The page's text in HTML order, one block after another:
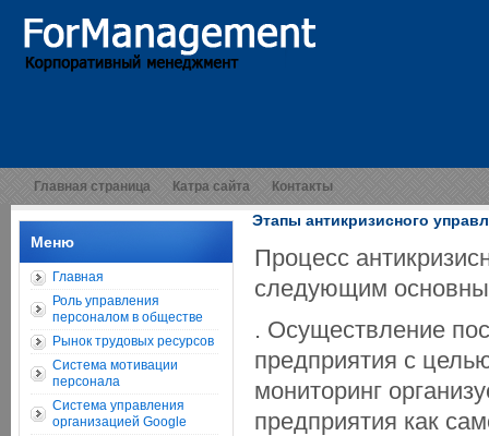
Главная страница Катра сайта Контакты
Меню
Главная
Роль управления
персоналом в обществе
Рынок трудовых ресурсов
Система мотивации
персонала
Система управления
организацией Google
Этапы антикризисного
Процесс
следующим
. Осуществление
предприятия с
мониторинг
предприятия как